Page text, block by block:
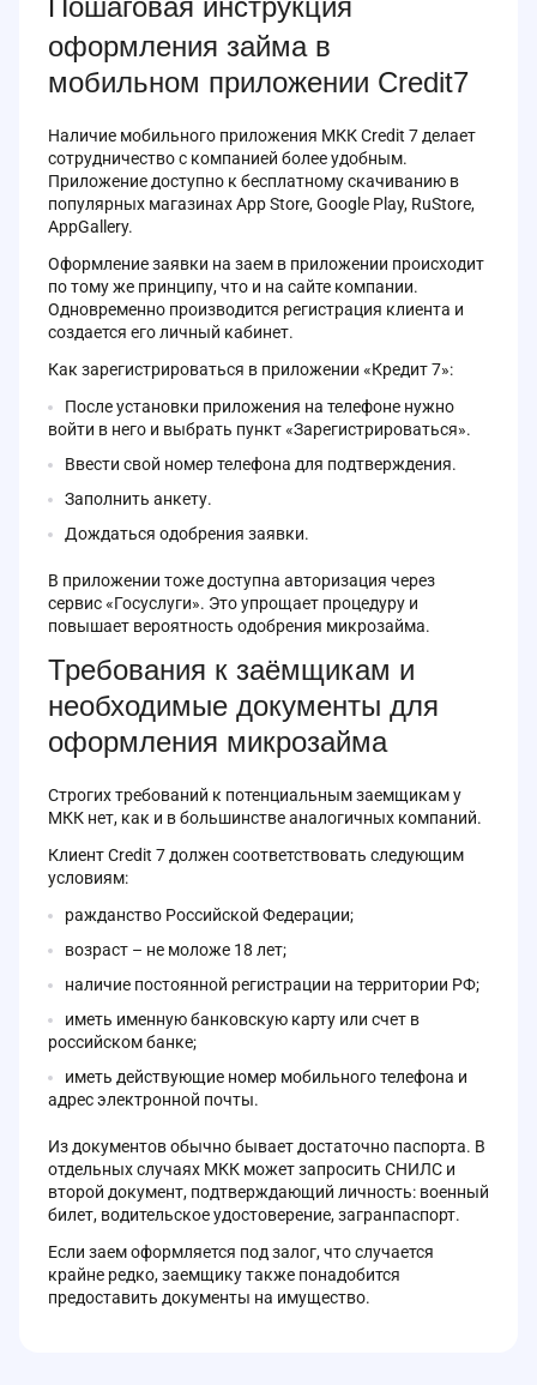
Пошаговая инструкция
оформления займа в
мобильном приложении Credit7
Наличие мобильного приложения МКК Credit 7 делает
сотрудничество с компанией более удобным.
Приложение доступно к бесплатному скачиванию в
популярных магазинах App Store, Google Play, RuStore,
AppGallery.
Оформление заявки на заем в приложении происходит
по тому же принципу, что и на сайте компании.
Одновременно производится регистрация клиента и
создается его личный кабинет.
Как зарегистрироваться в приложении «Кредит 7»:
После установки приложения на телефоне нужно
войти в него и выбрать пункт «Зарегистрироваться».
Ввести свой номер телефона для подтверждения.
Заполнить анкету.
Дождаться одобрения заявки.
В приложении тоже доступна авторизация через
сервис «Госуслуги». Это упрощает процедуру и
повышает вероятность одобрения микрозайма.
Требования к заёмщикам и
необходимые документы для
оформления микрозайма
Строгих требований к потенциальным заемщикам у
МКК нет, как и в большинстве аналогичных компаний.
Клиент Credit 7 должен соответствовать следующим
условиям:
ражданство Российской Федерации;
возраст – не моложе 18 лет;
наличие постоянной регистрации на территории РФ;
иметь именную банковскую карту или счет в
российском банке;
иметь действующие номер мобильного телефона и
адрес электронной почты.
Из документов обычно бывает достаточно паспорта. В
отдельных случаях МКК может запросить СНИЛС и
второй документ, подтверждающий личность: военный
билет, водительское удостоверение, загранпаспорт.
Если заем оформляется под залог, что случается
крайне редко, заемщику также понадобится
предоставить документы на имущество.